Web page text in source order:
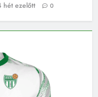
hét ezelőtt 0